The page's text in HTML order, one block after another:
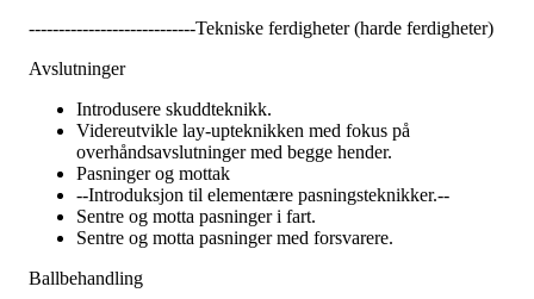
----------------------------Tekniske ferdigheter (harde ferdigheter)
Avslutninger
Introdusere skuddteknikk.
Videreutvikle lay-upteknikken med fokus på
overhåndsavslutninger med begge hender.
Pasninger og mottak
--Introduksjon til elementære pasningsteknikker.--
Sentre og motta pasninger i fart.
Sentre og motta pasninger med forsvarere.
Ballbehandling